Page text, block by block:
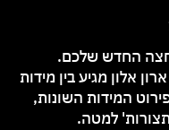
החדש שלכם.
אלון מגיע בין מידות
לפירוט המידות השונות,
למטה.